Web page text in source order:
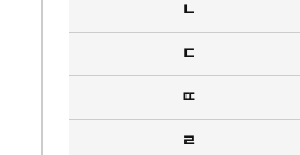
ㄴ
ㄷ
ㄸ
ㄹ